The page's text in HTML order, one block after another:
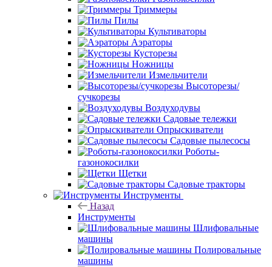
Триммеры
Пилы
Культиваторы
Аэраторы
Кусторезы
Ножницы
Измельчители
Высоторезы/
сучкорезы
Воздуходувы
Садовые тележки
Опрыскиватели
Садовые пылесосы
Роботы-
газонокосилки
Щетки
Садовые тракторы
Инструменты
Назад
Инструменты
Шлифовальные
машины
Полировальные
машины